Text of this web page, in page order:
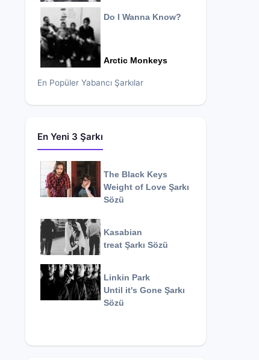
Do I Wanna Know?
Arctic Monkeys
En Popüler Yabancı Şarkılar
En Yeni 3 Şarkı
The Black Keys
Weight of Love Şarkı
Sözü
Kasabian
treat Şarkı Sözü
Linkin Park
Until it's Gone Şarkı
Sözü